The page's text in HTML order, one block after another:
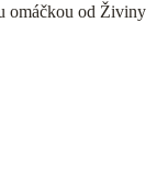
omáčkou od Živiny